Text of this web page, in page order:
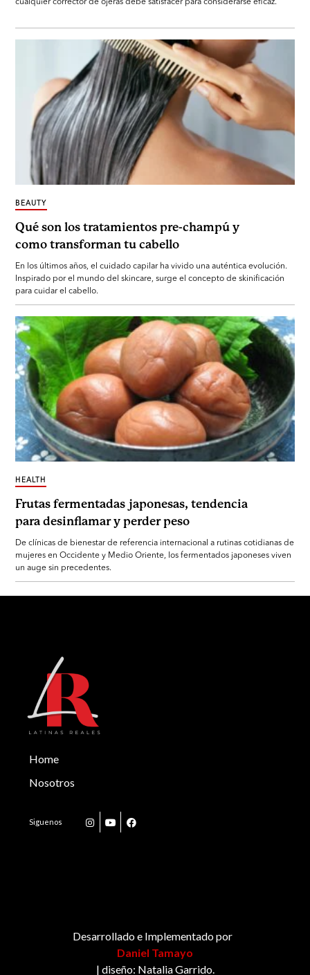
cualquier corrector de ojeras debe satisfacer para considerarse eficaz.
Qué son los tratamientos pre-champú y
como transforman tu cabello
BEAUTY
En los últimos años, el cuidado capilar ha vivido una auténtica evolución.
Inspirado por el mundo del skincare, surge el concepto de skinificación
para cuidar el cabello.
Frutas fermentadas japonesas, tendencia
para desinflamar y perder peso
HEALTH
De clínicas de bienestar de referencia internacional a rutinas cotidianas de
mujeres en Occidente y Medio Oriente, los fermentados japoneses viven
un auge sin precedentes.
Home
Nosotros
Desarrollado e Implementado por
Daniel Tamayo
| diseño: Natalia Garrido.